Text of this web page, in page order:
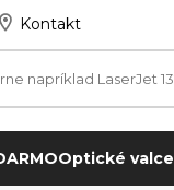
Kontakt
Optické valce